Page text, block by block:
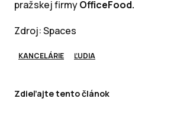
pražskej firmyOfficeFood.
Zdroj: Spaces
KANCELÁRIE ĽUDIA
Zdieľajte tento článok